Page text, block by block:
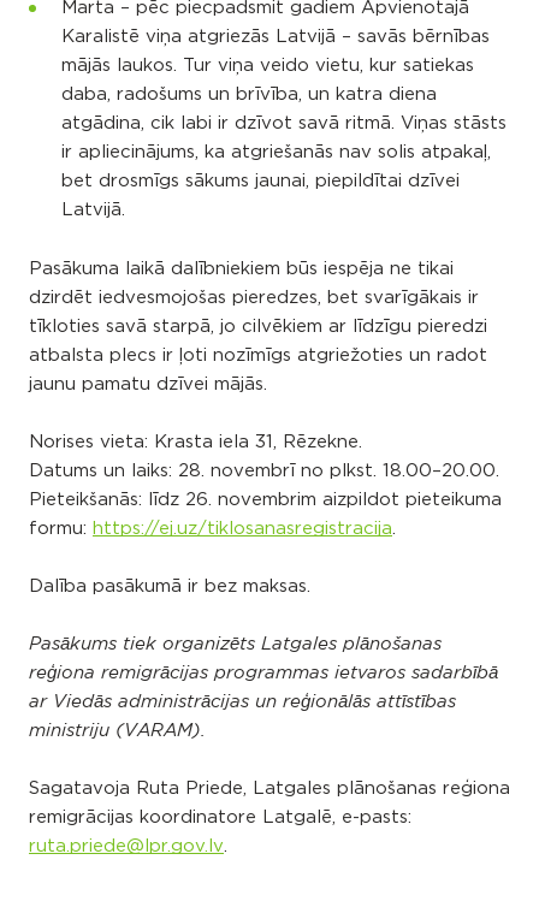
Marta – pēc piecpadsmit gadiem Apvienotajā
Karalistē viņa atgriezās Latvijā – savās bērnības
mājās laukos. Tur viņa veido vietu, kur satiekas
daba, radošums un brīvība, un katra diena
atgādina, cik labi ir dzīvot savā ritmā. Viņas stāsts
ir apliecinājums, ka atgriešanās nav solis atpakaļ,
bet drosmīgs sākums jaunai, piepildītai dzīvei
Latvijā.
Pasākuma laikā dalībniekiem būs iespēja ne tikai
dzirdēt iedvesmojošas pieredzes, bet svarīgākais ir
tīkloties savā starpā, jo cilvēkiem ar līdzīgu pieredzi
atbalsta plecs ir ļoti nozīmīgs atgriežoties un radot
jaunu pamatu dzīvei mājās.
Norises vieta: Krasta iela 31, Rēzekne.
Datums un laiks: 28. novembrī no plkst. 18.00–20.00.
Pieteikšanās: līdz 26. novembrim aizpildot pieteikuma
formu: https://ej.uz/tiklosanasregistracija.
Dalība pasākumā ir bez maksas.
Pasākums tiek organizēts Latgales plānošanas
reģiona remigrācijas programmas ietvaros sadarbībā
ar Viedās administrācijas un reģionālās attīstības
ministriju (VARAM).
Sagatavoja Ruta Priede, Latgales plānošanas reģiona
remigrācijas koordinatore Latgalē, e-pasts:
ruta.priede@lpr.gov.lv.